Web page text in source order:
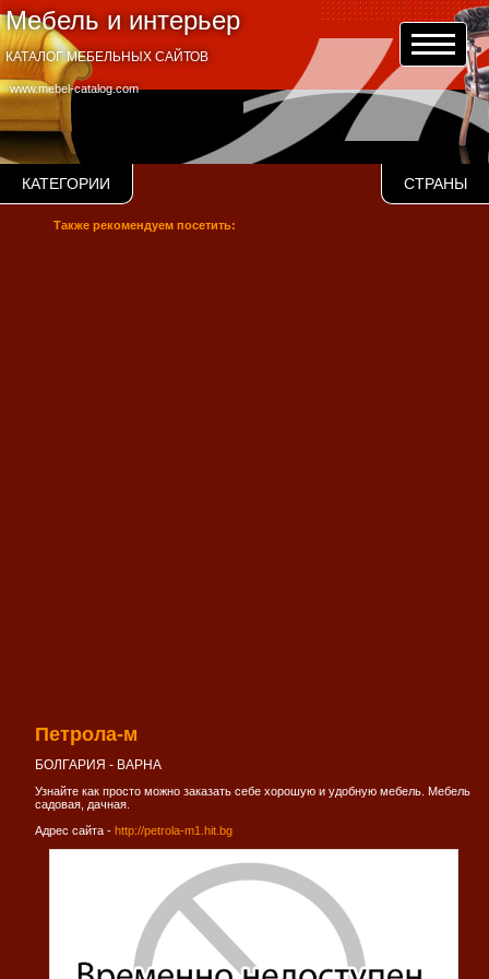
Мебель и интерьер
www.mebel-catalog.com
КАТАЛОГ МЕБЕЛЬНЫХ САЙТОВ
КАТЕГОРИИ СТРАНЫ
Также рекомендуем посетить:
Петрола-м
БОЛГАРИЯ - ВАРНА
Узнайте как просто можно заказать себе хорошую и удобную мебель. Мебель
садовая, дачная.
Адрес сайта - http://petrola-m1.hit.bg